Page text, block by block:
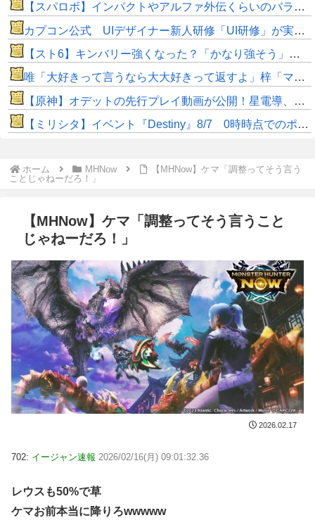
【スパロボ】インパクトやアルファ外伝くらいのバランス求む！！ → インパクトも最終的にはコアブースターで雑魚は一撃で倒せてたけどね
カプコン公式 UIデザイナー新人研修「UI研修」が実装まで進みました！
【スト6】キンバリー強くなった？「かなり強そう」「勝てなくなった」
唯「大好きって言うなら大大好きって返すよ」梓「マジですか！？大好き！唯先輩好き好き大好き！」ﾊｧﾊｧ唯「お、おう」
【原神】オデットの先行プレイ動画が公開！星電導、星拡散両方で使える⁉
【ミリシタ】イベント『Destiny』8/7 0時時点でのポイント、ハイスコアのボーダー
ホーム MHNow
【MHNow】ケマ「調整ってそう言う
ことじゃねーだろ！」
【MHNow】ケマ「調整ってそう言うこと
じゃねーだろ！」
2026.02.17
702: イージャン速報 2026/02/16(月) 09:01:32.36
レウスも50%で草
ケマお前本当に降りろwwwww